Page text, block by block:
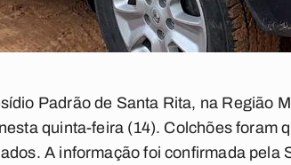
Padrão de Santa Rita, na Região
quinta-feira (14). Colchões foram
A informação foi confirmada pela